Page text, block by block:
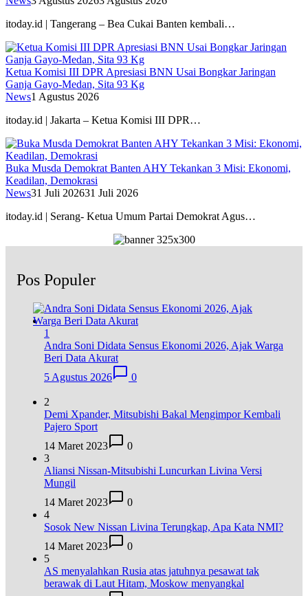
itoday.id | Tangerang – Bea Cukai Banten kembali…
Ketua Komisi III DPR Apresiasi BNN Usai Bongkar Jaringan
Ganja Gayo-Medan, Sita 93 Kg
News1 Agustus 2026
itoday.id | Jakarta – Ketua Komisi III DPR…
Buka Musda Demokrat Banten AHY Tekankan 3 Misi: Ekonomi,
Keadilan, Demokrasi
News31 Juli 202631 Juli 2026
itoday.id | Serang- Ketua Umum Partai Demokrat Agus…
Pos Populer
1
Andra Soni Didata Sensus Ekonomi 2026, Ajak Warga
Beri Data Akurat
5 Agustus 2026
0
2
Demi Xpander, Mitsubishi Bakal Mengimpor Kembali
Pajero Sport
14 Maret 2023
0
3
Aliansi Nissan-Mitsubishi Luncurkan Livina Versi
Mungil
14 Maret 2023
0
4
Sosok New Nissan Livina Terungkap, Apa Kata NMI?
14 Maret 2023
0
5
AS menyalahkan Rusia atas jatuhnya pesawat tak
berawak di Laut Hitam, Moskow menyangkal